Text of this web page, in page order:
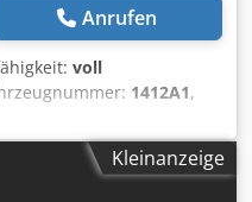
Anrufen
voll
1412A1,
Diesel,
Konfiguration: 2
Kleinanzeige